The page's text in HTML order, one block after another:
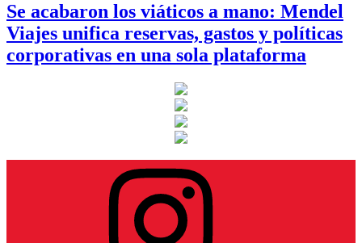
Se acabaron los viáticos a mano: Mendel
Viajes unifica reservas, gastos y políticas
corporativas en una sola plataforma